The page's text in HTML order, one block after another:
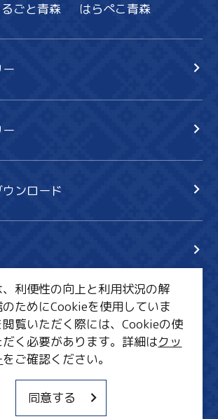
ごと青森 はらぺこ青森
ンロード
共有
ト
光事業者の皆様へ
利便性の向上と利用状況の解
ためにCookieを使用していま
覧いただく際には、Cookieの使
く必要があります。詳細はクッ
をご確認ください。
同意する